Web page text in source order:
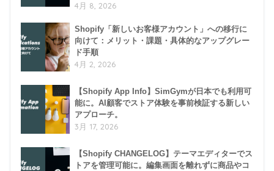
4月 8, 2026
Shopify「新しいお客様アカウント」への移行に
向けて：メリット・課題・具体的なアップグレー
ド手順
4月 2, 2026
【Shopify App Info】SimGymが日本でも利用可
能に。AI顧客でストア体験を事前検証する新しい
アプローチ。
3月 17, 2026
【Shopify CHANGELOG】テーマエディターでス
トアを管理可能に。編集画面を離れずに商品やコ